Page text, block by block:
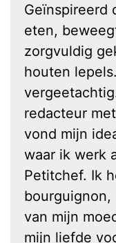
Geïnspireerd
eten,
zorgvuldig
houten
redacteur
vond mijn
waar ik werk
Petitchef. Ik
bourguignon,
van mijn
mijn liefde